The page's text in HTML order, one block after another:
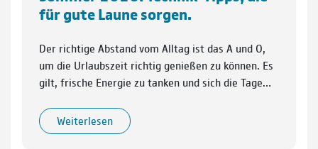
für gute Laune sorgen.
Der richtige Abstand vom Alltag ist das A und O,
um die Urlaubszeit richtig genießen zu können. Es
gilt, frische Energie zu tanken und sich die Tage…
Weiterlesen